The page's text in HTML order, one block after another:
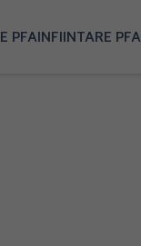
PFAINFIINTARE PFA